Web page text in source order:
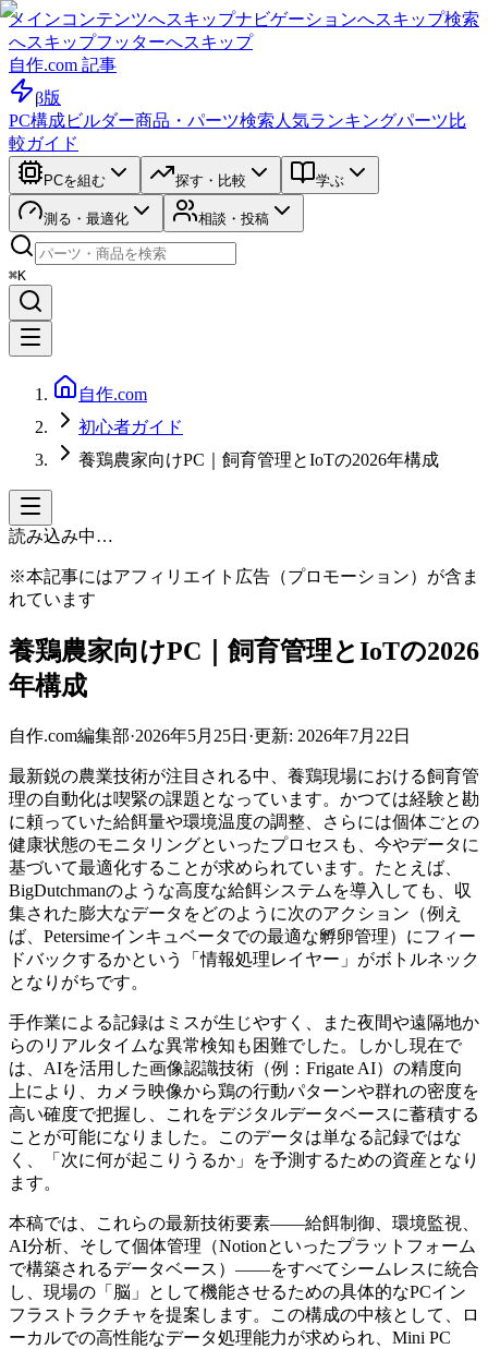
メインコンテンツへスキップナビゲーションへスキップ検索
へスキップフッターへスキップ
自作.com 記事
β版
PC構成ビルダー商品・パーツ検索 人気ランキングパーツ比
較ガイド
PCを組む 探す・比較 学ぶ
測る・最適化 相談・投稿
⌘K
自作.com
初心者ガイド
養鶏農家向けPC｜飼育管理とIoTの2026年構成
読み込み中…
※本記事にはアフィリエイト広告（プロモーション）が含ま
れています
養鶏農家向けPC｜飼育管理とIoTの2026
年構成
自作.com編集部·2026年5月25日 ·更新: 2026年7月22日
最新鋭の農業技術が注目される中、養鶏現場における飼育管
理の自動化は喫緊の課題となっています。かつては経験と勘
に頼っていた給餌量や環境温度の調整、さらには個体ごとの
健康状態のモニタリングといったプロセスも、今やデータに
基づいて最適化することが求められています。たとえば、
BigDutchmanのような高度な給餌システムを導入しても、収
集された膨大なデータをどのように次のアクション（例え
ば、Petersimeインキュベータでの最適な孵卵管理）にフィー
ドバックするかという「情報処理レイヤー」がボトルネック
となりがちです。
手作業による記録はミスが生じやすく、また夜間や遠隔地か
らのリアルタイムな異常検知も困難でした。しかし現在で
は、AIを活用した画像認識技術（例：Frigate AI）の精度向
上により、カメラ映像から鶏の行動パターンや群れの密度を
高い確度で把握し、これをデジタルデータベースに蓄積する
ことが可能になりました。このデータは単なる記録ではな
く、「次に何が起こりうるか」を予測するための資産となり
ます。
本稿では、これらの最新技術要素――給餌制御、環境監視、
AI分析、そして個体管理（Notionといったプラットフォーム
で構築されるデータベース）――をすべてシームレスに統合
し、現場の「脳」として機能させるための具体的なPCイン
フラストラクチャを提案します。この構成の中核として、ロ
ーカルでの高性能なデータ処理能力が求められ、Mini PC